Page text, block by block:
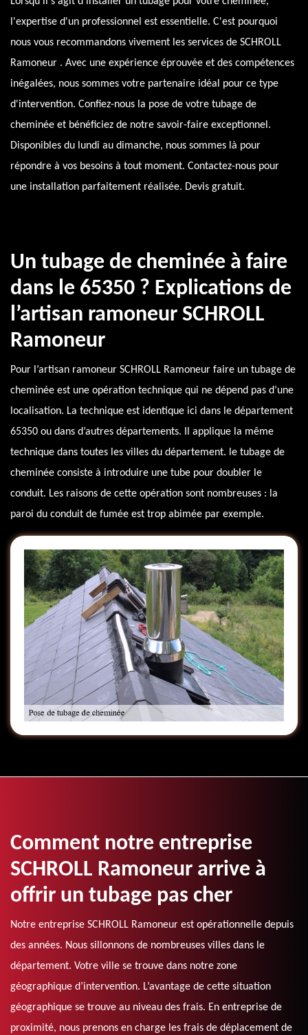
l'expertise d'un professionnel est essentielle. C'est pourquoi
nous vous recommandons vivement les services de SCHROLL
Ramoneur . Avec une expérience éprouvée et des compétences
inégalées, nous sommes votre partenaire idéal pour ce type
d'intervention. Confiez-nous la pose de votre tubage de
cheminée et bénéficiez de notre savoir-faire exceptionnel.
Disponibles du lundi au dimanche, nous sommes là pour
répondre à vos besoins à tout moment. Contactez-nous pour
une installation parfaitement réalisée. Devis gratuit.
Un tubage de cheminée à faire
dans le 65350 ? Explications de
l’artisan ramoneur SCHROLL
Ramoneur
Pour l’artisan ramoneur SCHROLL Ramoneur faire un tubage de
cheminée est une opération technique qui ne dépend pas d’une
localisation. La technique est identique ici dans le département
65350 ou dans d’autres départements. Il applique la même
technique dans toutes les villes du département. le tubage de
cheminée consiste à introduire une tube pour doubler le
conduit. Les raisons de cette opération sont nombreuses : la
paroi du conduit de fumée est trop abimée par exemple.
Comment notre entreprise
SCHROLL Ramoneur arrive à
offrir un tubage pas cher
Notre entreprise SCHROLL Ramoneur est opérationnelle depuis
des années. Nous sillonnons de nombreuses villes dans le
département. Votre ville se trouve dans notre zone
géographique d’intervention. L’avantage de cette situation
géographique se trouve au niveau des frais. En entreprise de
proximité, nous prenons en charge les frais de déplacement de